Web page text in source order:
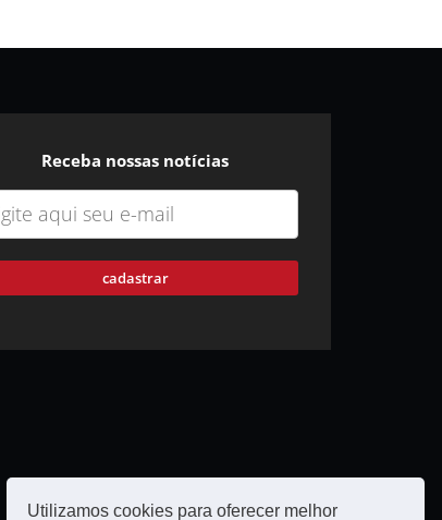
Utilizamos cookies para oferecer melhor
Receba nossas notícias
cadastrar